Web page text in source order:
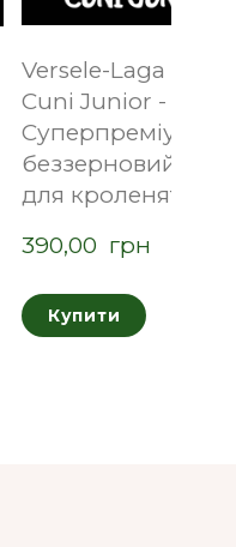
Versele-Laga
Cuni Junior -
Суперпреміум
беззерновий
для кроленят 0.7
390,00  грн
Купити